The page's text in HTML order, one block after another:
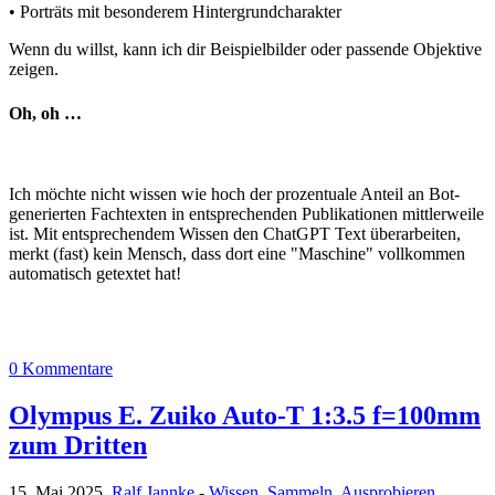
• Porträts mit besonderem Hintergrundcharakter
Wenn du willst, kann ich dir Beispielbilder oder passende Objektive
zeigen.
Oh, oh …
Ich möchte nicht wissen wie hoch der prozentuale Anteil an Bot-
generierten Fachtexten in entsprechenden Publikationen mittlerweile
ist. Mit entsprechendem Wissen den ChatGPT Text überarbeiten,
merkt (fast) kein Mensch, dass dort eine "Maschine" vollkommen
automatisch getextet hat!
0 Kommentare
Olympus E. Zuiko Auto-T 1:3.5 f=100mm
zum Dritten